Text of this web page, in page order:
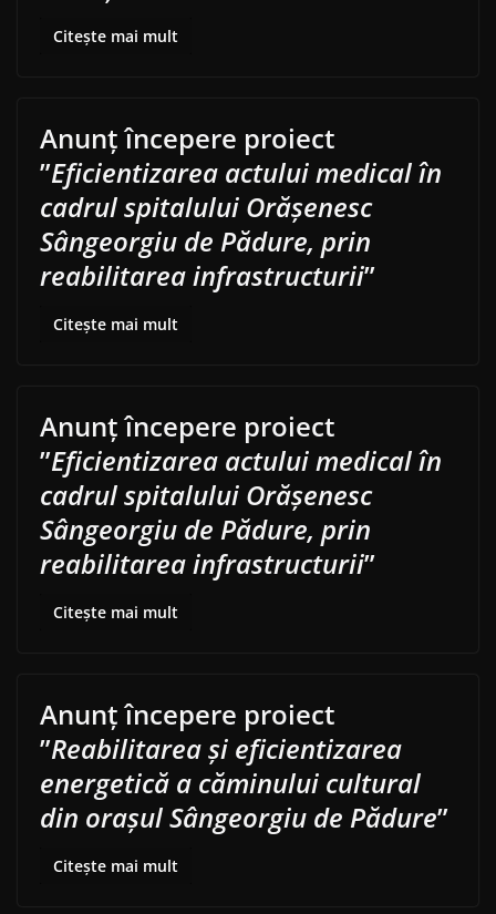
Citește mai mult
Anunț începere proiect
”Eficientizarea actului medical în
cadrul spitalului Orășenesc
Sângeorgiu de Pădure, prin
reabilitarea infrastructurii”
Citește mai mult
Anunț începere proiect
”Eficientizarea actului medical în
cadrul spitalului Orășenesc
Sângeorgiu de Pădure, prin
reabilitarea infrastructurii”
Citește mai mult
Anunț începere proiect
”Reabilitarea și eficientizarea
energetică a căminului cultural
din orașul Sângeorgiu de Pădure”
Citește mai mult